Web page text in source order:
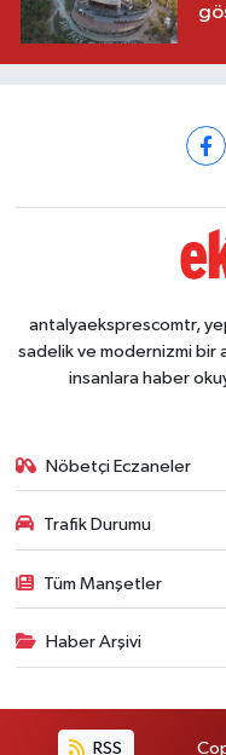
antalyaeksprescomtr,
sadelik ve modernizmi bir
insanlara haber
Nöbetçi Eczaneler
Trafik Durumu
Tüm Manşetler
Haber Arşivi
RSS